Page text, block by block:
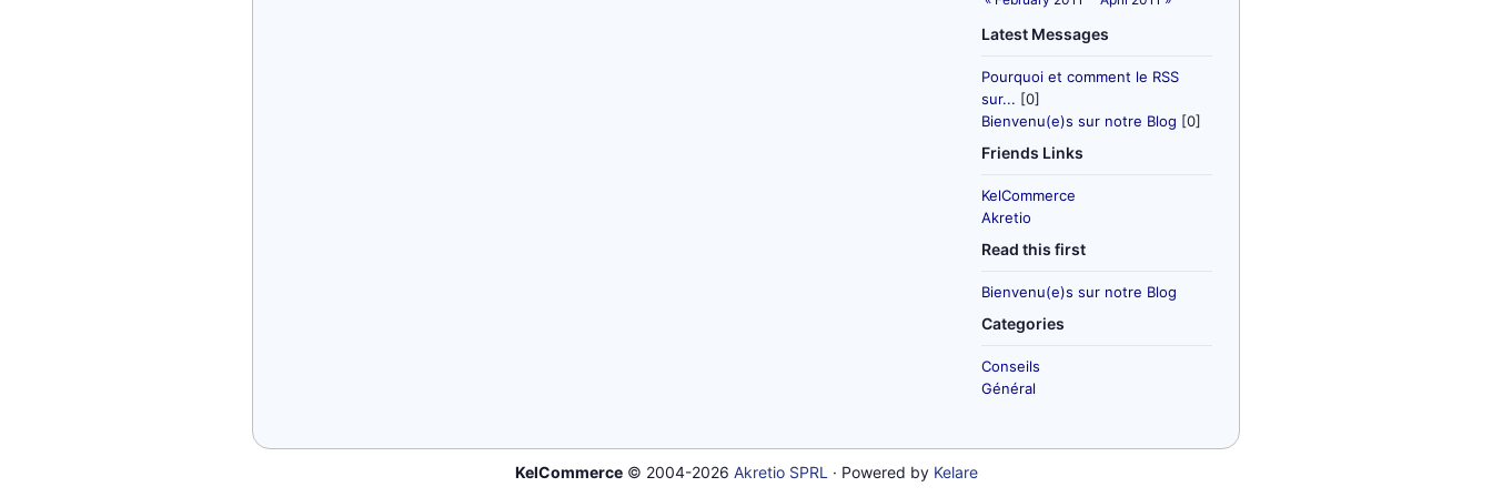
Latest Messages
Pourquoi et comment le RSS
sur... [0]
Bienvenu(e)s sur notre Blog [0]
Friends Links
KelCommerce
Akretio
Read this first
Bienvenu(e)s sur notre Blog
Categories
Conseils
Général
KelCommerce© 2004-2026 Akretio SPRL · Powered by Kelare